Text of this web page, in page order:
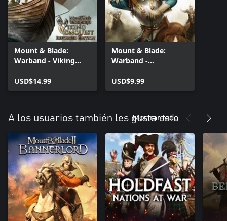
Mount & Blade:
Warband - Viking
Edition
USD$14.99
Mount & Blade:
Warband -
USD$9.99
A los usuarios también les gusta esto
Mostrar todo